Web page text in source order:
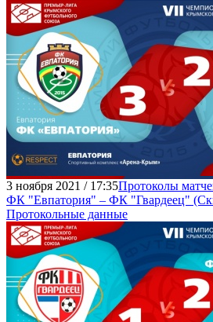
3 ноября 2021 / 17:35Протоколы
ФК "Евпатория" – ФК "Гвардеец"
Протокольные данные